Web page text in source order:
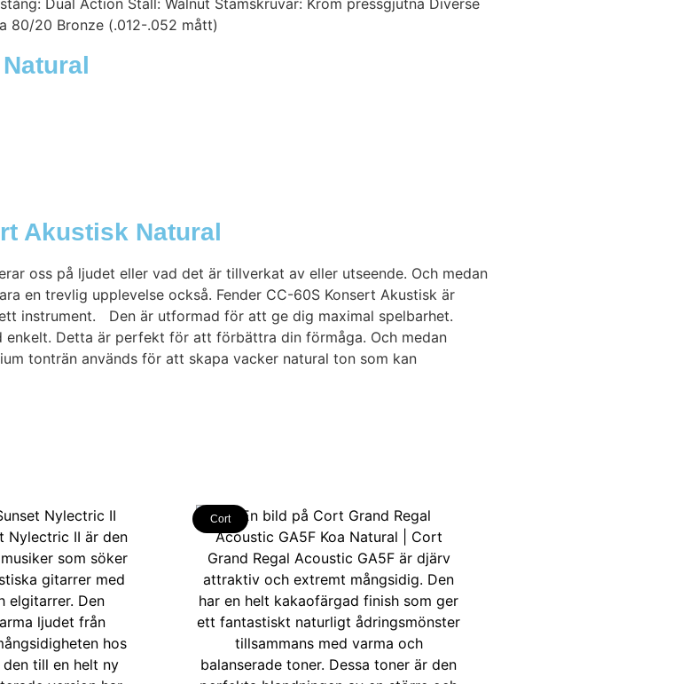
Dual Action Stall: Walnut Stämskruvar: Krom pressgjutna Diverse
80/20 Bronze (.012-.052 mått)
Akustisk Natural
oss på ljudet eller vad det är tillverkat av eller utseende. Och medan
en trevlig upplevelse också. Fender CC-60S Konsert Akustisk är
instrument. Den är utformad för att ge dig maximal spelbarhet.
enkelt. Detta är perfekt för att förbättra din förmåga. Och medan
tonträn används för att skapa vacker natural ton som kan
Cort